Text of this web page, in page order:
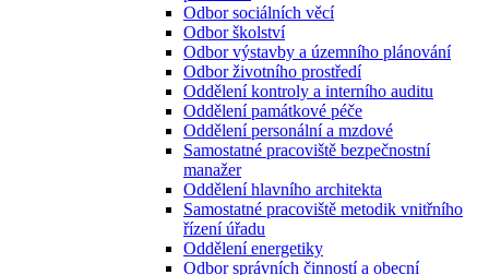
Odbor sociálních věcí
Odbor školství
Odbor výstavby a územního plánování
Odbor životního prostředí
Oddělení kontroly a interního auditu
Oddělení památkové péče
Oddělení personální a mzdové
Samostatné pracoviště bezpečnostní
manažer
Oddělení hlavního architekta
Samostatné pracoviště metodik vnitřního
řízení úřadu
Oddělení energetiky
Odbor správních činností a obecní